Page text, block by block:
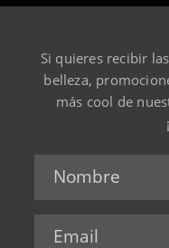
Si quieres recibir
belleza,
más cool de